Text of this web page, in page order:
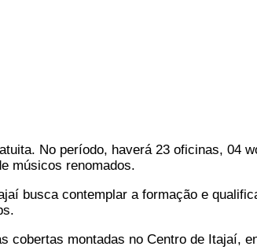
No período, haverá 23 oficinas, 04
músicos renomados.
busca contemplar a formação e
montadas no Centro de Itajaí,